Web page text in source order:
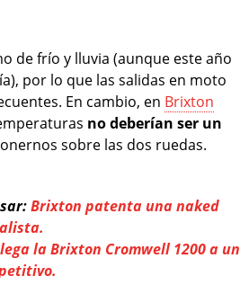
de frío y lluvia (aunque este año
por lo que las salidas en moto
En cambio, en Brixton
no deberían ser un
sobre las dos ruedas.
Brixton patenta una naked
la Brixton Cromwell 1200 a un